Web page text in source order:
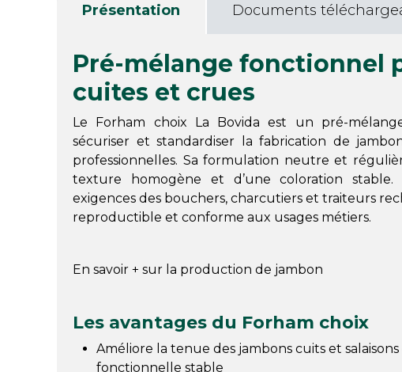
Présentation Documents
Pré-mélange fonctionnel
cuites et crues
Le Forham choix La Bovida est un pré-
sécuriser et standardiser la fabrication de
professionnelles. Sa formulation neutre et
texture homogène et d’une coloration
exigences des bouchers, charcutiers et traiteurs
reproductible et conforme aux usages métiers.
En savoir + sur la production de jambon
Les avantages du Forham choix
Améliore la tenue des jambons cuits et
fonctionnelle stable